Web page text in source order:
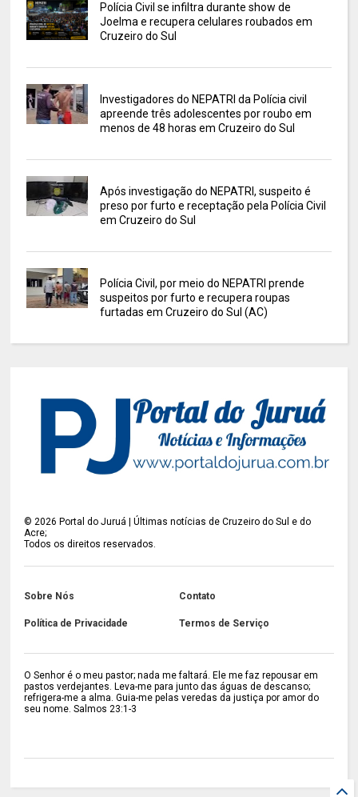
Polícia Civil se infiltra durante show de
Joelma e recupera celulares roubados em
Cruzeiro do Sul
Investigadores do NEPATRI da Polícia civil
apreende três adolescentes por roubo em
menos de 48 horas em Cruzeiro do Sul
Após investigação do NEPATRI, suspeito é
preso por furto e receptação pela Polícia Civil
em Cruzeiro do Sul
Polícia Civil, por meio do NEPATRI prende
suspeitos por furto e recupera roupas
furtadas em Cruzeiro do Sul (AC)
© 2026 Portal do Juruá | Últimas notícias de Cruzeiro do Sul e do
Acre;
Todos os direitos reservados.
Sobre Nós Contato
Política de Privacidade Termos de Serviço
O Senhor é o meu pastor; nada me faltará. Ele me faz repousar em
pastos verdejantes. Leva-me para junto das águas de descanso;
refrigera-me a alma. Guia-me pelas veredas da justiça por amor do
seu nome. Salmos 23:1-3